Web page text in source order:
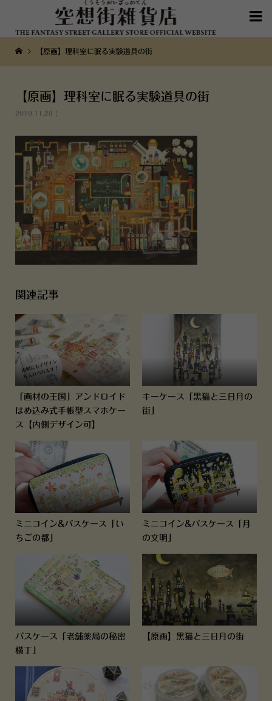

【原画】理科室に眠る実験道具の街
【原画】理科室に眠る実験道具の街
2019.11.28
関連記事
「画材の王国」アンドロイド
はめ込み式手帳型スマホケー
ス【内側デザイン可】
キーケース「黒猫と三日月の
街」
ミニコイン&パスケース「い
ちごの都」
ミニコイン&パスケース「月
の文明」
パスケース「老舗薬局の秘密
横丁」
【原画】黒猫と三日月の街